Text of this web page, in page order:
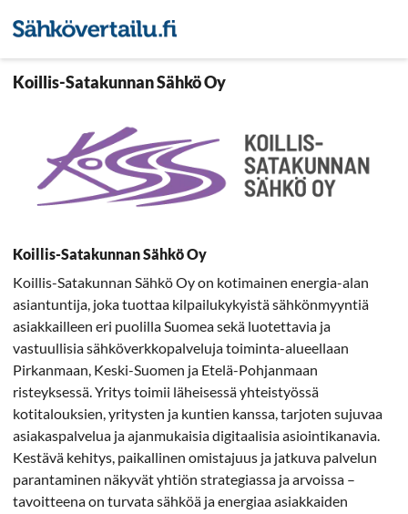
Koillis-Satakunnan Sähkö Oy
Koillis-Satakunnan Sähkö Oy
Koillis-Satakunnan Sähkö Oy on kotimainen energia-alan
asiantuntija, joka tuottaa kilpailukykyistä sähkönmyyntiä
asiakkailleen eri puolilla Suomea sekä luotettavia ja
vastuullisia sähköverkkopalveluja toiminta-alueellaan
Pirkanmaan, Keski-Suomen ja Etelä-Pohjanmaan
risteyksessä. Yritys toimii läheisessä yhteistyössä
kotitalouksien, yritysten ja kuntien kanssa, tarjoten sujuvaa
asiakaspalvelua ja ajanmukaisia digitaalisia asiointikanavia.
Kestävä kehitys, paikallinen omistajuus ja jatkuva palvelun
parantaminen näkyvät yhtiön strategiassa ja arvoissa –
tavoitteena on turvata sähköä ja energiaa asiakkaiden